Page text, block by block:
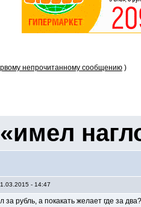
непрочитанному сообщению)
1.03.2015 - 14:47
за рубль, а покакать желает где за два?